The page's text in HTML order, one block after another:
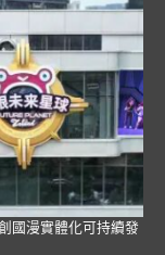
國漫實體化可持續發